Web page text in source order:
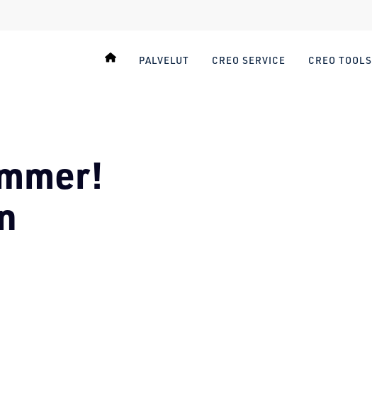
PALVELUT CREO SERVICE CREO TOOLS